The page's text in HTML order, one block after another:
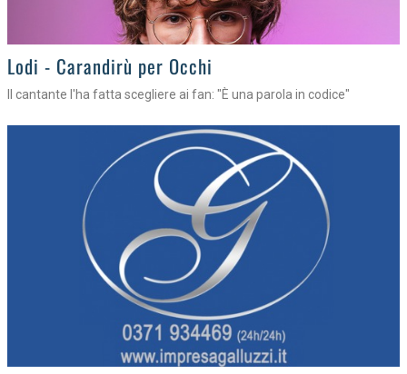
Lodi - Carandirù per Occhi
Il cantante l'ha fatta scegliere ai fan: "È una parola in codice"